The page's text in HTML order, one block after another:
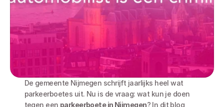
De gemeente Nijmegen schrijft jaarlijks heel wat
parkeerboetes uit. Nu is de vraag: wat kun je doen
tegen een parkeerboete in Nijmegen? In dit blog